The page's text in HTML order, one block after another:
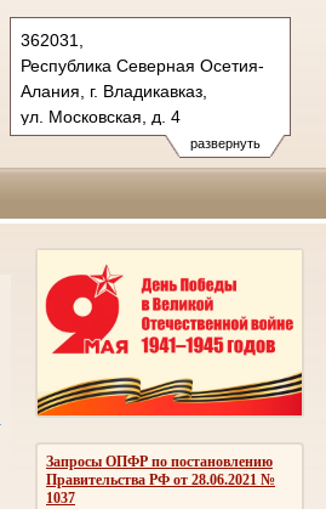
развернуть
362031,
Республика Северная Осетия-
Алания, г. Владикавказ,
ул. Московская, д. 4
Тел.: (8672) 24-06-10
Sovetsky.wlk@sudrf.ru
Запросы ОПФР по постановлению
Правительства РФ от 28.06.2021 №
1037